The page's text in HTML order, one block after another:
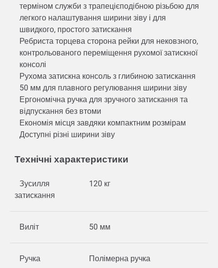
терміном служби з трапецієподібною різьбою для
легкого налаштування ширини зіву і для
швидкого, простого затискання
Ребриста торцева сторона рейки для нековзного,
контрольованого переміщення рухомої затискної
консолі
Рухома затискна консоль з глибиною затискання
50 мм для плавного регулювання ширини зіву
Ергономічна ручка для зручного затискання та
відпускання без втоми
Економія місця завдяки компактним розмірам
Доступні різні ширини зіву
Технічні характеристики
Зусилля
затискання
120 кг
Виліт 50 мм
Ручка Полімерна ручка